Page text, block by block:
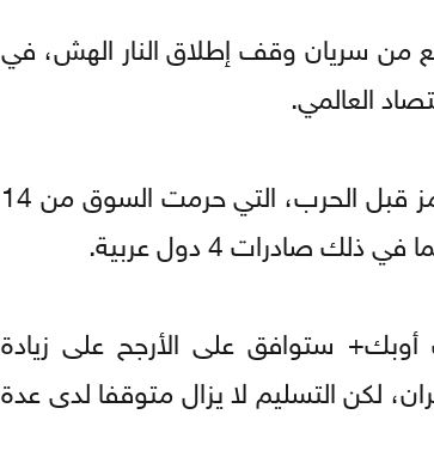
من سريان ​وقف إطلاق ‌النار الهش، في
العالمي.
وكان نحو 20 بالمئة من إمدادات الطاقة العالمية يمر عبر مضيق هرمز قبل الحرب، التي حرمت السوق من 14
ستوافق على الأرجح على زيادة
لكن التسليم لا يزال متوقفا لدى ⁠عدة